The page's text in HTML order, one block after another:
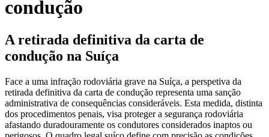
condução
A retirada definitiva da carta de
condução na Suíça
Face a uma infração rodoviária grave na Suíça, a perspetiva da
retirada definitiva da carta de condução representa uma sanção
administrativa de consequências consideráveis. Esta medida, distinta
dos procedimentos penais, visa proteger a segurança rodoviária
afastando duradouramente os condutores considerados inaptos ou